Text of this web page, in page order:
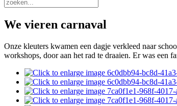
We vieren carnaval
Onze kleuters kwamen een dagje verkleed naar
workshops, door aan het rad te draaien. Er was een